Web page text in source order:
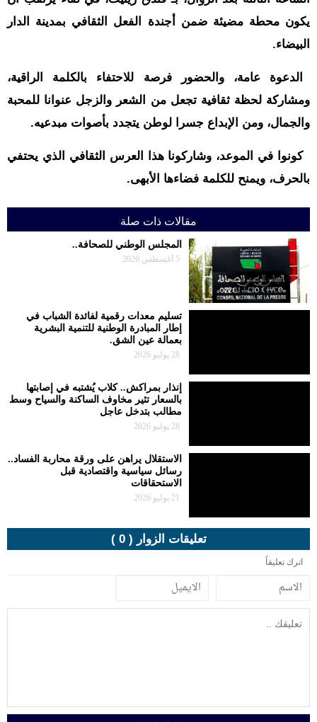
يكون محطة مضيئة ضمن أجندة الفعل الثقافي بمدينة الدار
البيضاء.
الدعوة عامة، والحضور فرصة للاحتفاء بالكلمة الراقية،
ومشاركة لحظة ثقافية تجعل من الشعر والزجل عنوانا للمحبة
والجمال، ومن الإبداع جسرا لوطن يتجدد بأصوات مبدعيه.
كونوا في الموعد، وشاركونا هذا العرس الثقافي الذي يحتفي
بالحرف، ويمنح للكلمة فضاءها الأبهى.
مقالات ذات صلة
المجلس الوطني للصحافة..
5 أغسطس 2026
تسليم معدات رقمية لفائدة الشباب في
إطار المبادرة الوطنية للتنمية البشرية
بعمالة عين الشق.
28 يوليو 2026
إنذار بمراكش.. كلاب يُشتبه في إصابتها
بالسعار تثير مخاوف الساكنة والسياح وسط
مطالب بتدخل عاجل
28 يوليو 2026
الاستقلال يراهن على ورقة محاربة الفساد..
رسائل سياسية واقتصادية قبل
الاستحقاقات
تعليقات الزوار ( 0 )
اترك تعليقاً